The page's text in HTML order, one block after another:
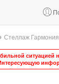
Стеллаж